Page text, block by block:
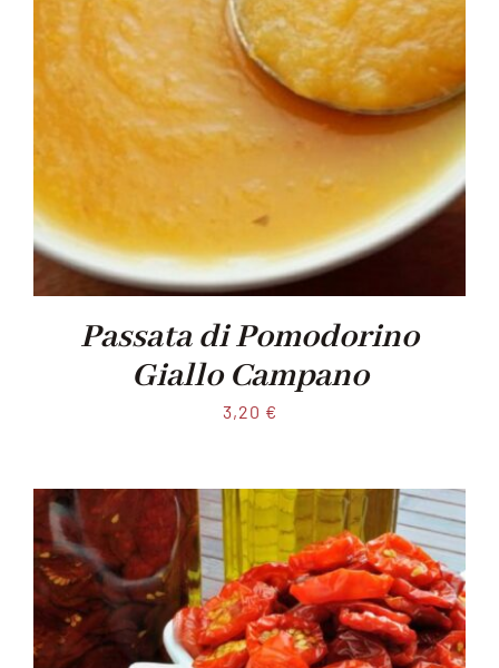
Passata di Pomodorino
Giallo Campano
3,20 €